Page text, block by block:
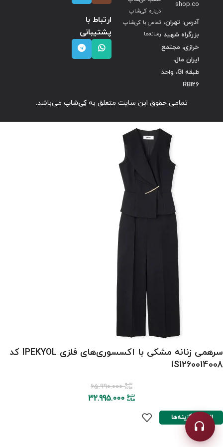
shop.co
آدرس: تهران،
بزرگراه شهید
خرازی، مجتمع
ایران مال،
طبقه G1، واحد
RB126
درباره کی‌شاپ
تماس با کی‌شاپ
رسانه‌ها
ارتباط با
پشتیبانی
تمامی حقوق این سایت متعلق بهکِی‌شاپ می‌باشد.
سرهمی زنانه مشکی با اکسسوری‌های فلزی IPEKYOL کد
IS1260014008
65.990.000
32.995.000
انتخاب گزینه‌ها